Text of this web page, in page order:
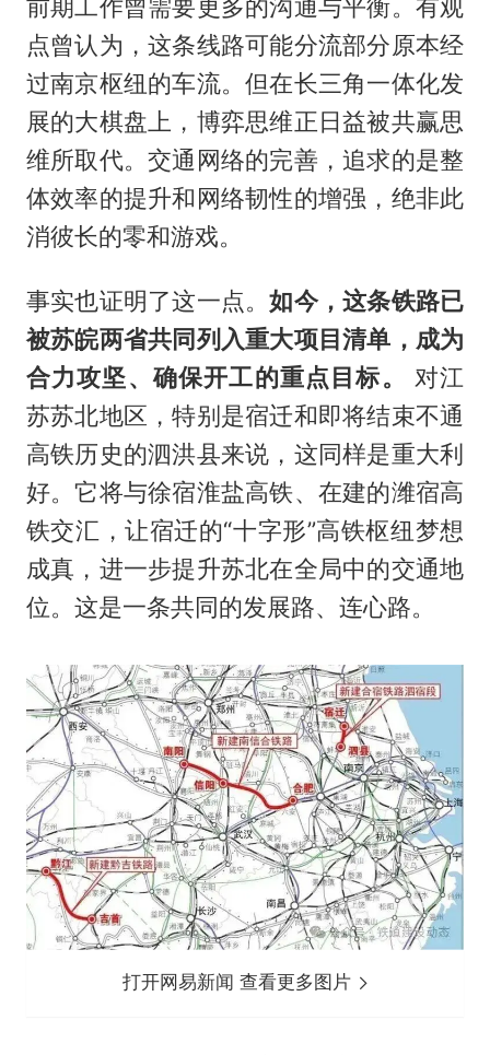
前期工作曾需要更多的沟通与平衡。有观
点曾认为，这条线路可能分流部分原本经
过南京枢纽的车流。但在长三角一体化发
展的大棋盘上，博弈思维正日益被共赢思
维所取代。交通网络的完善，追求的是整
体效率的提升和网络韧性的增强，绝非此
消彼长的零和游戏。
事实也证明了这一点。如今，这条铁路已
被苏皖两省共同列入重大项目清单，成为
合力攻坚、确保开工的重点目标。
对江
苏苏北地区，特别是宿迁和即将结束不通
高铁历史的泗洪县来说，这同样是重大利
好。它将与徐宿淮盐高铁、在建的潍宿高
铁交汇，让宿迁的“十字形”高铁枢纽梦想
成真，进一步提升苏北在全局中的交通地
位。这是一条共同的发展路、连心路。
打开网易新闻 查看更多图片